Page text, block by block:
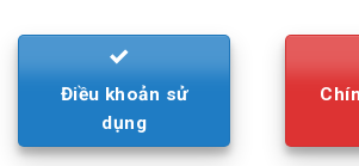
Điều khoản sử
dụng